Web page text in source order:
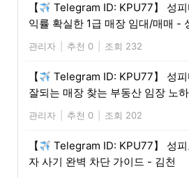
【
Telegram ID: KPU77】 성
익률 확실한 1급 매장 임대/매매 -
관리자 추천 0 조회 232
【
Telegram ID: KPU77】 성
잘되는 매장 찾는 부동산 임장 노
관리자 추천 0 조회 202
【
Telegram ID: KPU77】 성
자 사기 완벽 차단 가이드 - 김천